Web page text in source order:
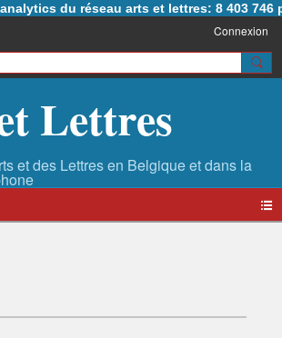
du réseau arts et lettres: 8 403 746
Connexion
Lettres